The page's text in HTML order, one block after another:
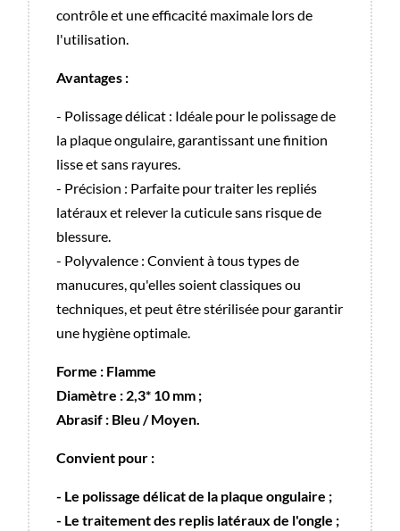
contrôle et une efficacité maximale lors de
l'utilisation.
Avantages :
- Polissage délicat : Idéale pour le polissage de
la plaque ongulaire, garantissant une finition
lisse et sans rayures.
- Précision : Parfaite pour traiter les repliés
latéraux et relever la cuticule sans risque de
blessure.
- Polyvalence : Convient à tous types de
manucures, qu'elles soient classiques ou
techniques, et peut être stérilisée pour garantir
une hygiène optimale.
Forme : Flamme
Diamètre : 2,3* 10 mm ;
Abrasif : Bleu / Moyen.
Convient pour :
- Le polissage délicat de la plaque ongulaire ;
- Le traitement des replis latéraux de l'ongle ;